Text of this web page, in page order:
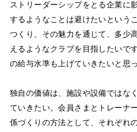
ストリーダーシップをとる企業に
するようなことは避けたいという
つくり、その魅力を通じて、多少
えるようなクラブを目指したいで
の給与水準も上げていきたいと思
独自の価値は、施設や設備ではな
ていきたい。会員さまとトレーナ
係づくりの方法として、それぞれ